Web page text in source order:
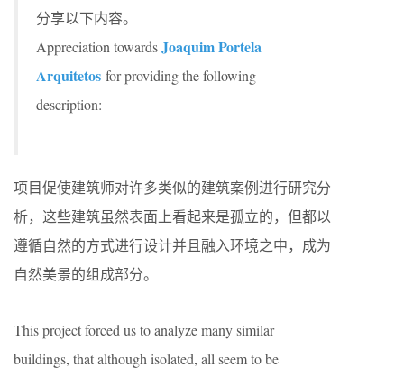
分享以下内容。
Appreciation towardsJoaquim Portela
Arquitetos for providing the following
description:
项目促使建筑师对许多类似的建筑案例进行研究分
析，这些建筑虽然表面上看起来是孤立的，但都以
遵循自然的方式进行设计并且融入环境之中，成为
自然美景的组成部分。
This project forced us to analyze many similar
buildings, that although isolated, all seem to be